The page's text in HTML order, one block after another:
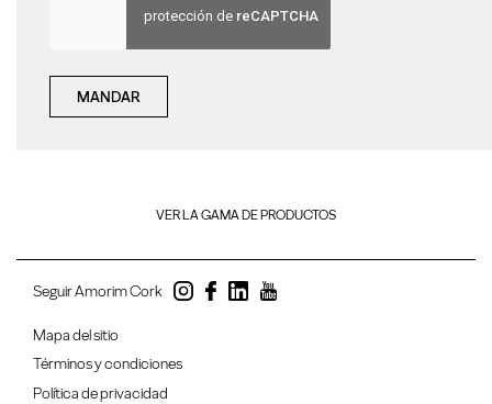
MANDAR
VER LA GAMA DE PRODUCTOS
Seguir Amorim Cork
Mapa del sitio
Términos y condiciones
Política de privacidad